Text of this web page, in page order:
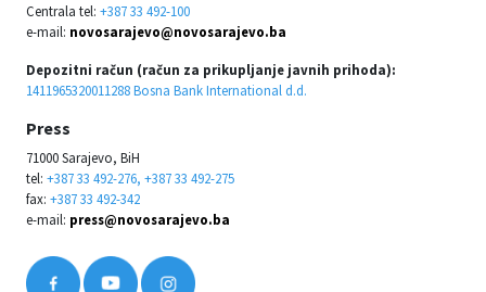
Centrala tel: +387 33 492-100
e-mail: novosarajevo@novosarajevo.ba
Depozitni račun (račun za prikupljanje javnih prihoda):
1411965320011288 Bosna Bank International d.d.
Press
71000 Sarajevo, BiH
tel: +387 33 492-276, +387 33 492-275
fax: +387 33 492-342
e-mail: press@novosarajevo.ba